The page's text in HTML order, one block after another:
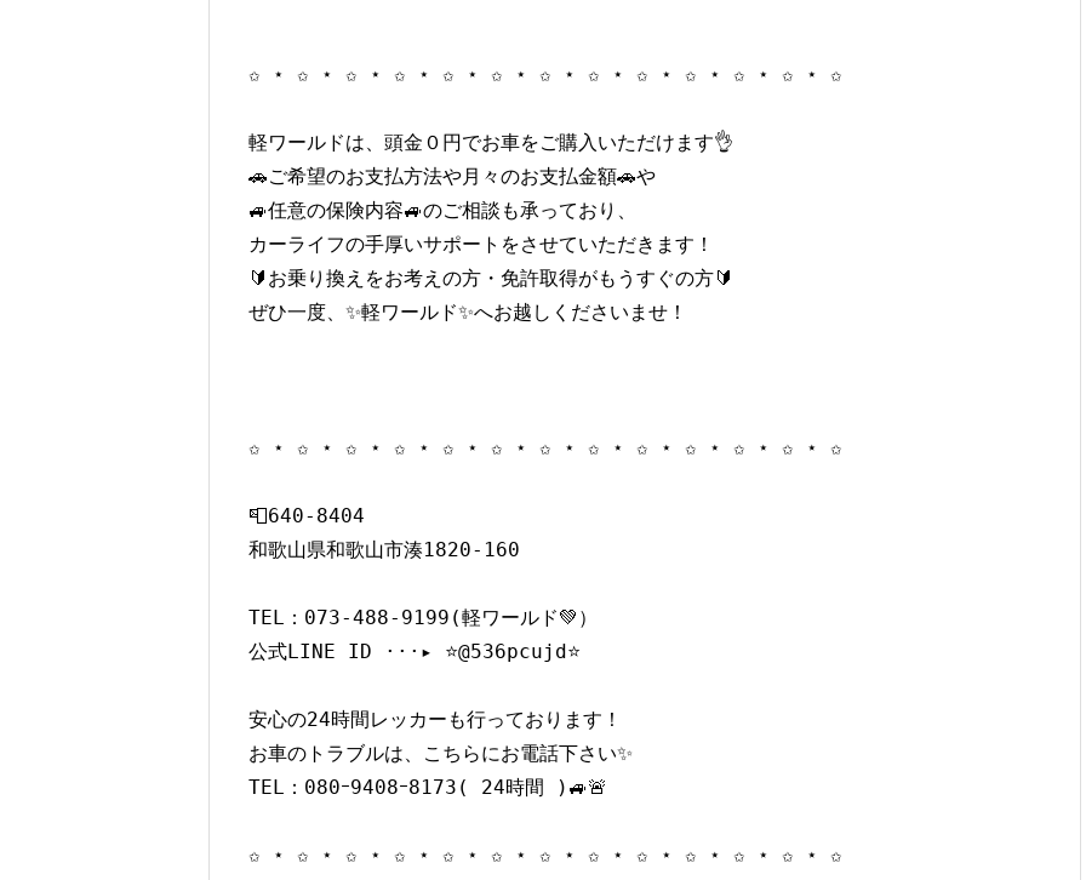
✩ ⋆ ✩ ⋆ ✩ ⋆ ✩ ⋆ ✩ ⋆ ✩ ⋆ ✩ ⋆ ✩ ⋆ ✩ ⋆ ✩ ⋆ ✩ ⋆ ✩ ⋆ ✩
軽ワールドは、頭金０円でお車をご購入いただけます👌
🚗ご希望のお支払方法や月々のお支払金額🚗や
🚙任意の保険内容🚙のご相談も承っており、
カーライフの手厚いサポートをさせていただきます！
🔰お乗り換えをお考えの方・免許取得がもうすぐの方🔰
ぜひ一度、✨軽ワールド✨へお越しくださいませ！
✩ ⋆ ✩ ⋆ ✩ ⋆ ✩ ⋆ ✩ ⋆ ✩ ⋆ ✩ ⋆ ✩ ⋆ ✩ ⋆ ✩ ⋆ ✩ ⋆ ✩ ⋆ ✩
📮640-8404
和歌山県和歌山市湊1820-160
TEL： 073-488-9199 (軽ワールド💚）
公式LINE ID ···▸ ⭐️@536pcujd⭐️
安心の24時間レッカーも行っております！
お車のトラブルは、こちらにお電話下さい✨
TEL：080ｰ9408ｰ8173( 24時間 )🚙🚨
✩ ⋆ ✩ ⋆ ✩ ⋆ ✩ ⋆ ✩ ⋆ ✩ ⋆ ✩ ⋆ ✩ ⋆ ✩ ⋆ ✩ ⋆ ✩ ⋆ ✩ ⋆ ✩